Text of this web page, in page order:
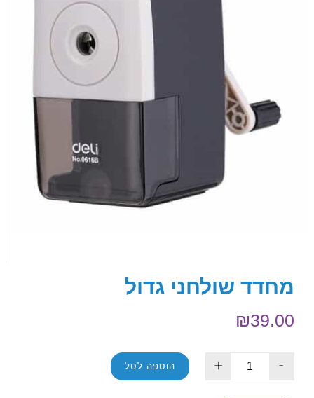
מחדד שולחני גדול
₪39.00
-
+ הוספה לסל